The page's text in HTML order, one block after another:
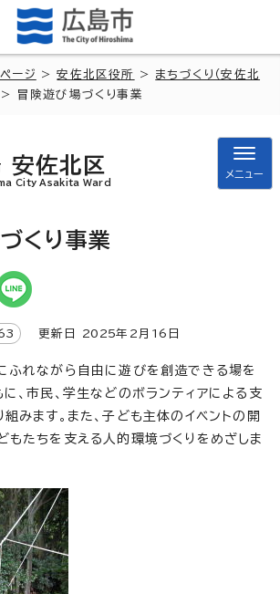
ページ >安佐北区役所 > まちづくり（安佐北
> 冒険遊び場づくり事業
安佐北区
City Asakita Ward
メニュー
くり事業
更新日 2025年2月 16 日
ふれながら自由に遊びを創造できる場を
、市民、学生などのボランティアによる支
みます。また、子ども主体のイベントの開
もたちを支える人的環境づくりをめざしま